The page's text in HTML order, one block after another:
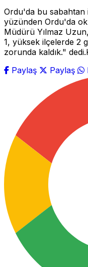
Ordu'da bu sabahtan
yüzünden Ordu'da
Müdürü Yılmaz
1, yüksek ilçelerde 2
zorunda kaldık."
Paylaş
Paylaş